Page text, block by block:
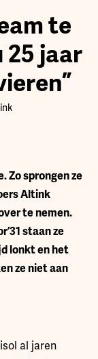
te
25 jaar
Zo sprongen ze
Altink
te nemen.
staan ze
lonkt en het
ze niet aan
al jaren